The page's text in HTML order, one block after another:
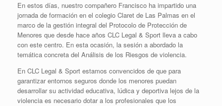
En estos días, nuestro compañero Francisco ha impartido una
jornada de formación en el colegio Claret de Las Palmas en el
marco de la gestión integral del Protocolo de Protección de
Menores que desde hace años CLC Legal & Sport lleva a cabo
con este centro. En esta ocasión, la sesión a abordado la
temática concreta del Análisis de los Riesgos de violencia.
En CLC Legal & Sport estamos convencidos de que para
garantizar entornos seguros donde los menores puedan
desarrollar su actividad educativa, lúdica y deportiva lejos de la
violencia es necesario dotar a los profesionales que los